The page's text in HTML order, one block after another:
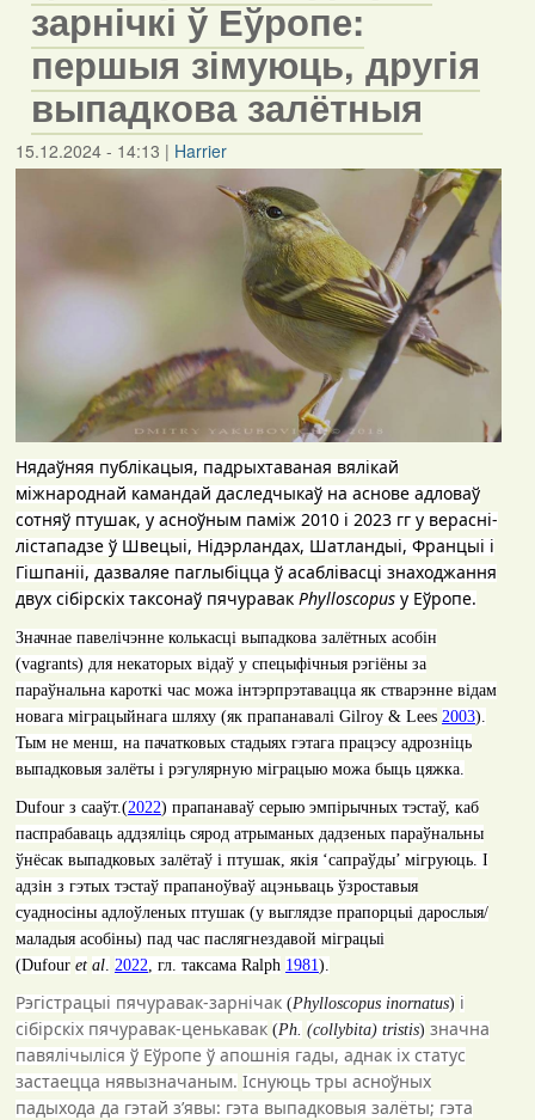
зарнічкі ў Еўропе:
першыя зімуюць, другія
выпадкова залётныя
15.12.2024 - 14:13 | Harrier
Нядаўняя публікацыя, падрыхтаваная вялікай
міжнароднай камандай даследчыкаў на аснове адловаў
сотняў птушак, у асноўным паміж 2010 і 2023 гг у верасні-
лістападзе ў Швецыі, Нідэрландах, Шатландыі, Францыі і
Гішпаніі, дазваляе паглыбіцца ў асаблівасці знаходжання
двух сібірскіх таксонаў пячуравакPhylloscopus у Еўропе.
Значнае павелічэнне колькасці выпадкова залётных асобін
(vagrants) для некаторых відаў у спецыфічныя рэгіёны за
параўнальна кароткі час можа інтэрпрэтавацца як стварэнне відам
новага міграцыйнага шляху (як прапанавалі Gilroy & Lees 2003).
Тым не менш, на пачатковых стадыях гэтага працэсу адрозніць
выпадковыя залёты і рэгулярную міграцыю можа быць цяжка.
Dufour з сааўт. (2022) прапанаваў серыю эмпірычных тэстаў, каб
паспрабаваць аддзяліць сярод атрыманых дадзеных параўнальны
ўнёсак выпадковых залётаў і птушак, якія ‘сапраўды’ мігруюць. І
адзін з гэтых тэстаў прапаноўваў ацэньваць ўзроставыя
суадносіны адлоўленых птушак (у выглядзе прапорцыі дарослыя/
маладыя асобіны) пад час паслягнездавой міграцыі
(Dufour et al. 2022 гл. таксамаRalph 1981 ).
Рэгістрацыі пячуравак-зарнічак(Phylloscopus inornatus) і
сібірскіх пячуравак-ценькавак (Ph. (collybita) tristis) значна
павялічыліся ў Еўропе ў апошнія гады, аднак іх статус
застаецца нявызначаным. Існуюць тры асноўных
падыхода да гэтай з’явы: гэта выпадковыя залёты; гэта